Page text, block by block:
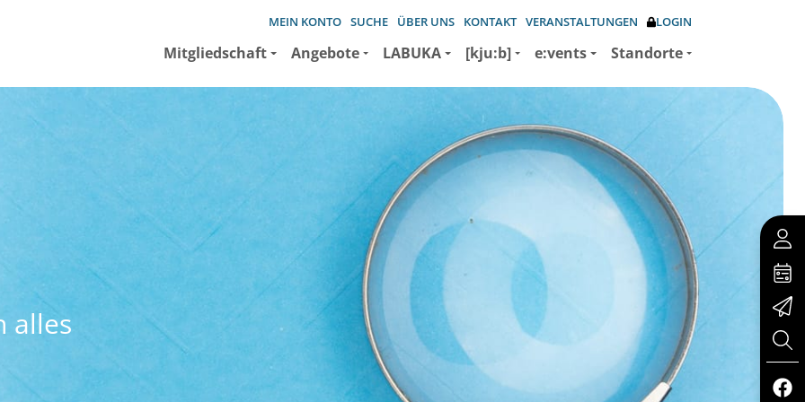
MEIN KONTO SUCHE ÜBER UNS KONTAKT VERANSTALTUNGEN LOGIN
Mitgliedschaft Angebote LABUKA [kju:b] e:vents Standorte
alles